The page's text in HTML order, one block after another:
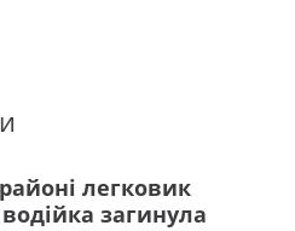
легковик
загинула